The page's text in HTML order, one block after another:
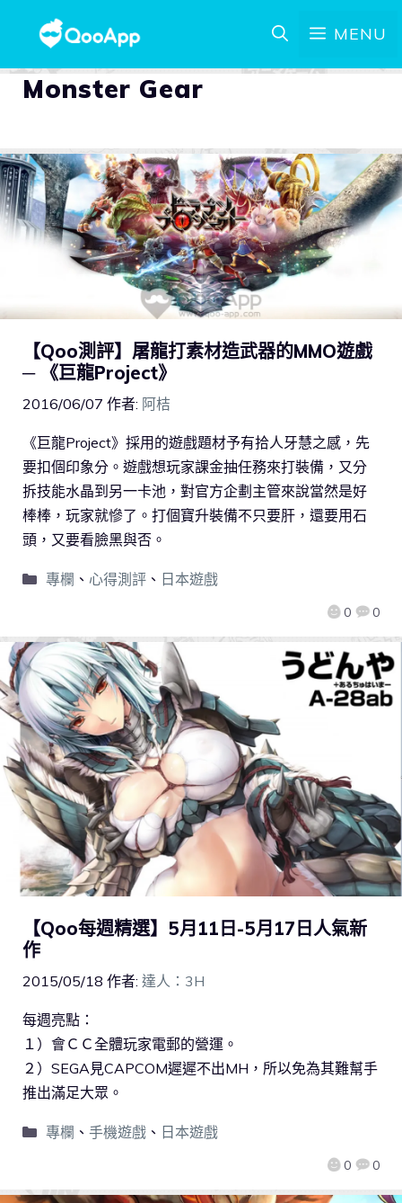
MENU
Monster Gear
【Qoo測評】屠龍打素材造武器的MMO遊戲
─ 《巨龍Project》
2016/06/07 作者: 阿桔
0 0
《巨龍Project》採用的遊戲題材予有拾人牙慧之感，先
要扣個印象分。遊戲想玩家課金抽任務來打裝備，又分
拆技能水晶到另一卡池，對官方企劃主管來說當然是好
棒棒，玩家就慘了。打個寶升裝備不只要肝，還要用石
頭，又要看臉黑與否。
專欄 、 心得測評、 日本遊戲
【Qoo每週精選】5月11日-5月17日人氣新
作
2015/05/18 作者: 達人：3H
0 0
每週亮點：
１）會ＣＣ全體玩家電郵的營運。
２）SEGA見CAPCOM遲遲不出MH，所以免為其難幫手
推出滿足大眾。
專欄 、 手機遊戲、 日本遊戲